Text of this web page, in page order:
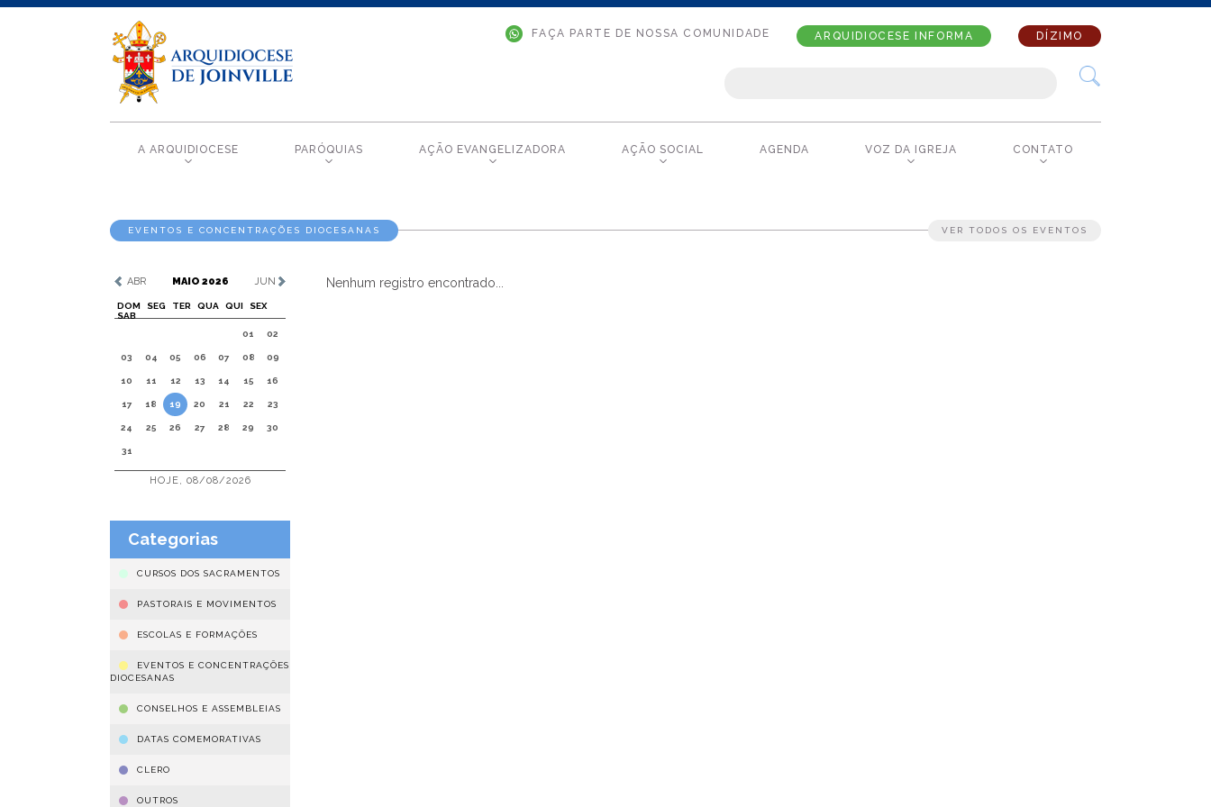
DÍZIMO
ARQUIDIOCESE INFORMA
FAÇA PARTE DE NOSSA COMUNIDADE
A ARQUIDIOCESE PARÓQUIAS AÇÃO EVANGELIZADORA AÇÃO SOCIAL AGENDA VOZ DA IGREJA CONTATO
EVENTOS E CONCENTRAÇÕES DIOCESANAS VER TODOS OS EVENTOS
ABR MAIO 2026 JUN
DOM SEG TER QUA QUI
SEX
SAB
01
02
03 04 05 06 07 08 09
10 11 12 13 14 15 16
17 18 19 20 21 22 23
24 25 26 27 28 29 30
31
HOJE, 08/08/2026
Categorias
CURSOS DOS SACRAMENTOS
PASTORAIS E MOVIMENTOS
ESCOLAS E FORMAÇÕES
EVENTOS E CONCENTRAÇÕES
DIOCESANAS
CONSELHOS E ASSEMBLEIAS
DATAS COMEMORATIVAS
CLERO
OUTROS
Nenhum registro encontrado...